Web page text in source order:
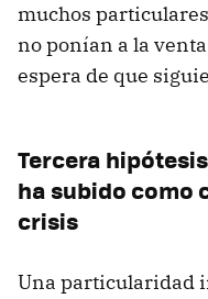
muchos
no ponían a la
espera de que
Tercera
ha subido como
crisis
Una particularidad